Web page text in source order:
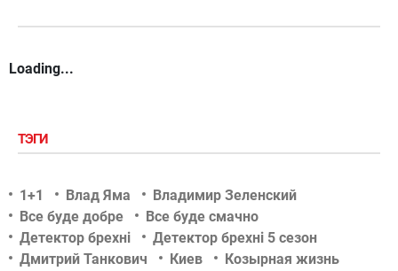
Loading...
ТЭГИ
1+1 Влад Яма
Владимир Зеленский
Все буде добре
Все буде смачно
Детектор брехні
Детектор брехні 5 сезон
Дмитрий Танкович
Киев
Козырная жизнь